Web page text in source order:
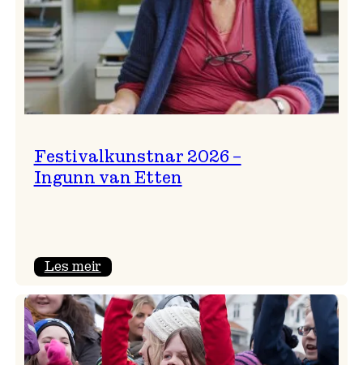
Festivalkunstnar 2026 –
Ingunn van Etten
Les meir:
2026
–
Ingunn van Etten